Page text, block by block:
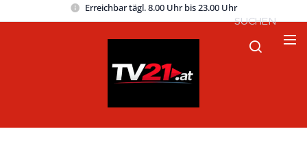
Erreichbar tägl. 8.00 Uhr bis 23.00 Uhr
SUCHEN